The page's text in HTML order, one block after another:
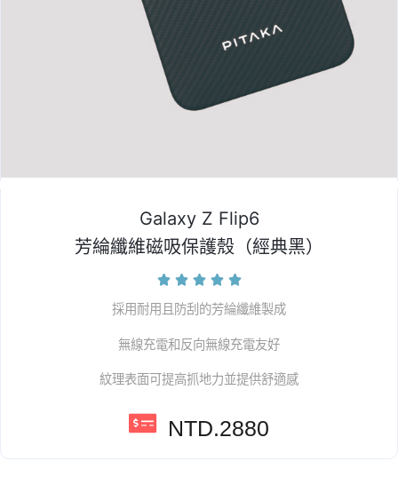
Galaxy Z Flip6
芳綸纖維磁吸保護殼（經典黑）
    
採用耐用且防刮的芳綸纖維製成
無線充電和反向無線充電友好
紋理表面可提高抓地力並提供舒適感
NTD.2880